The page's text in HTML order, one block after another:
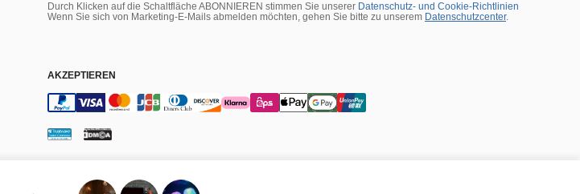
Durch Klicken auf die Schaltfläche ABONNIEREN stimmen Sie unserer Datenschutz- und Cookie-Richtlinien
Wenn Sie sich von Marketing-E-Mails abmelden möchten, gehen Sie bitte zu unserem Datenschutzcenter.
AKZEPTIEREN